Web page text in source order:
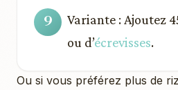
Variante : Ajoutez
ou d’écrevisses.
Ou si vous préférez plus de